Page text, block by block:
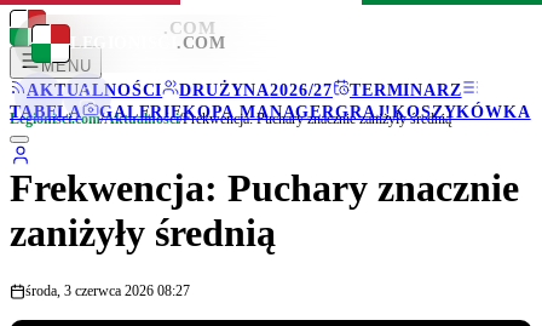
LEGIONISCI .COM
MENU
AKTUALNOŚCI
DRUŻYNA2026/27
TERMINARZ
TABELA
GALERIEKOPA MANAGERGRAJ!KOSZYKÓWKA
LEGIONISCI .COM
Legionisci.com/Aktualności/Frekwencja: Puchary znacznie zaniżyły średnią
Frekwencja: Puchary znacznie
zaniżyły średnią
środa, 3 czerwca 2026 08:27